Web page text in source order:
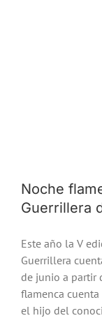
Noche
Guerrillera
Este año la V
Guerrillera
de junio a partir
flamenca
el hijo del